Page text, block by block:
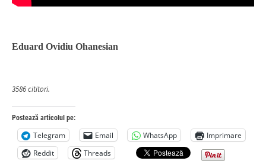
Eduard Ovidiu Ohanesian
3586 cititori.
Postează articolul pe:
Telegram Email WhatsApp
Imprimare
Reddit
Threads